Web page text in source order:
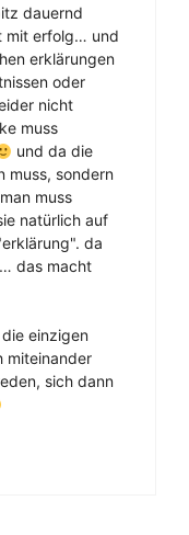
dauernd
mit erfolg… und
erklärungen
oder
nicht
muss
und da die
muss, sondern
muss
natürlich auf
da
das macht
einzigen
miteinander
sich dann